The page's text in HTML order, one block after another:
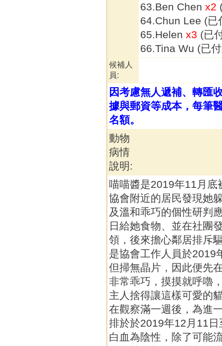
63.Ben Chenx2
64.Chun Lee (已
65.Helenx3 (已
66.Tina Wu (已
候補人
員:
因考慮無人遞補、轉匯
據與郵資等成本，每筆
名額。
動物
病情
說明:
喵喵醬是2019年11月底
協會附近的居民發現她
及溫和乖巧的個性研判
日給她食物、並在社團
領，後來擔心鄰居排斥
是協會工作人員於2019
但掃無晶片，因此便先
非常乖巧，摸摸就呼嚕
主人捨得讓這樣可愛的
在觀察滿一週後，為進
排於於2019年12月11
白血為陰性，除了可能